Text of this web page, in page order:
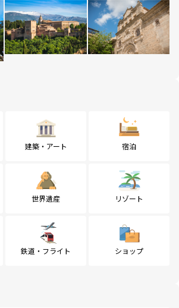
建築・アート 宿泊
世界遺産 リゾート
鉄道・フライト ショップ